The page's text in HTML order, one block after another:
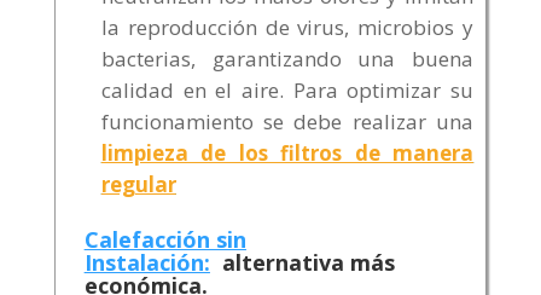
la reproducción de virus, microbios y
bacterias, garantizando una buena
calidad en el aire. Para optimizar su
funcionamiento se debe realizar una
limpieza de los filtros de manera
regular
Calefacción sin
Instalación: alternativa más
económica.